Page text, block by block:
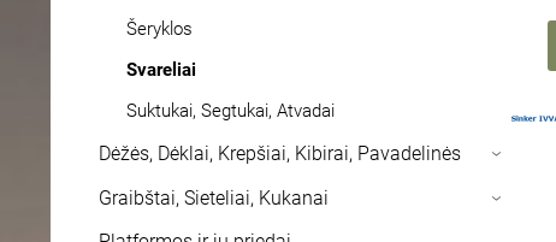
Šeryklos
Svareliai
Suktukai, Segtukai, Atvadai
Dėžės, Dėklai, Krepšiai, Kibirai, Pavadelinės ›
Graibštai, Sieteliai, Kukanai ›